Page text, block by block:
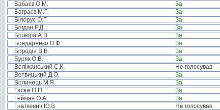
Бабаєв О.М.
За
Баграєв М.Г.
За
Білорус О.Г.
За
Богдан Р.Д.
За
Болюра А.В.
За
Бондаренко О.Ф.
За
Бородін В.В.
За
Буряк О.В.
За
Веліжанський С.К.
Не голосував
Ветвицький Д.О.
За
Волинець М.Я.
За
Гасюк П.П.
За
Гейман О.А.
За
Гнаткевич Ю.В.
Не голосував